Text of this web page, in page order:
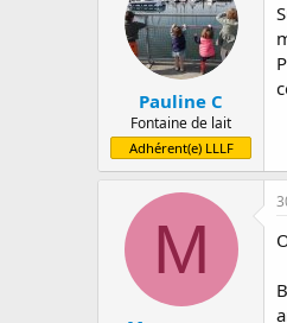
Pauline C
Fontaine de lait
Adhérent(e) LLLF
M